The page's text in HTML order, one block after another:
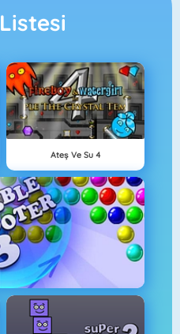
Listesi
Ateş Ve Su 4